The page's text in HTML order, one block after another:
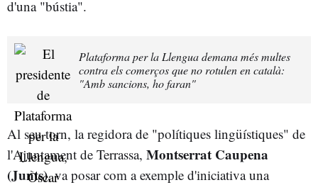
d'una "bústia".
Plataforma per la Llengua demana més multes
contra els comerços que no rotulen en català:
"Amb sancions, ho faran"
Al seu torn, la regidora de "polítiques lingüístiques" de
l'Ajuntament de Terrassa, Montserrat Caupena
(Junts), va posar com a exemple d'iniciativa una